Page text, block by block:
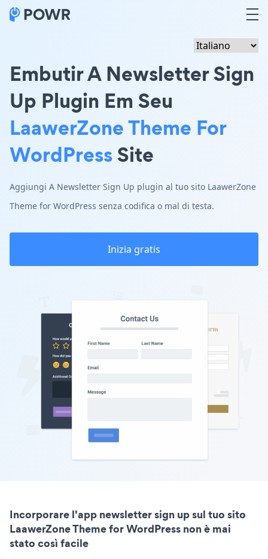
Embutir A Newsletter Sign
Up Plugin Em Seu
LaawerZone Theme For
WordPressSite
Aggiungi A Newsletter Sign Up plugin al tuo sito LaawerZone
Theme for WordPress senza codifica o mal di testa.
Inizia gratis
Incorporare l'app newsletter sign up sul tuo sito
LaawerZone Theme for WordPress non è mai
stato così facile